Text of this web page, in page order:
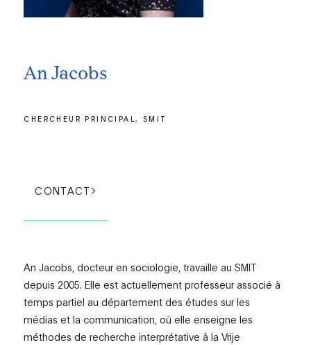
An Jacobs
CHERCHEUR PRINCIPAL, SMIT
CONTACT
An Jacobs, docteur en sociologie, travaille au SMIT
depuis 2005. Elle est actuellement professeur associé à
temps partiel au département des études sur les
médias et la communication, où elle enseigne les
méthodes de recherche interprétative à la Vrije